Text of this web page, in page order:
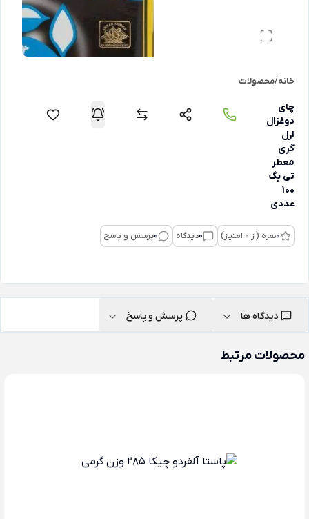
خانه/محصولات
چای
دوغزال
ارل
گری
معطر
تی بگ
100
عددی
0نمره (از 0 امتیاز) 0دیدگاه 0پرسش و پاسخ
دیدگاه ها پرسش و پاسخ
محصولات مرتبط